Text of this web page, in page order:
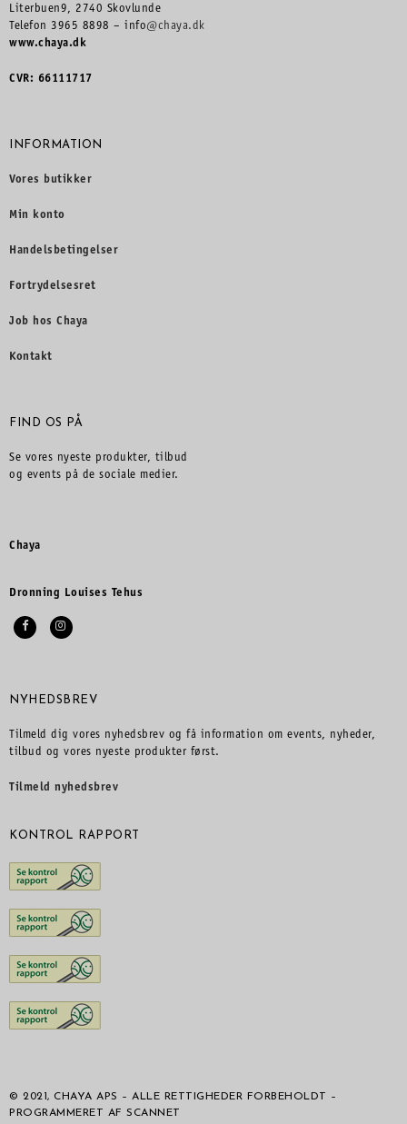
Literbuen9, 2740 Skovlunde
Telefon 3965 8898 – info@chaya.dk
www.chaya.dk
CVR: 66111717
INFORMATION
Vores butikker
Min konto
Handelsbetingelser
Fortrydelsesret
Job hos Chaya
Kontakt
FIND OS PÅ
Se vores nyeste produkter, tilbud
og events på de sociale medier.
Chaya
Dronning Louises Tehus
NYHEDSBREV
Tilmeld dig vores nyhedsbrev og få information om events, nyheder,
tilbud og vores nyeste produkter først.
Tilmeld nyhedsbrev
KONTROL RAPPORT
© 2021, CHAYA APS – ALLE RETTIGHEDER FORBEHOLDT –
PROGRAMMERET AF SCANNET